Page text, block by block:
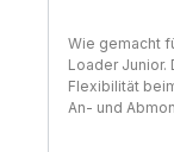
Wie gemacht
Loader
Flexibilität
An- und